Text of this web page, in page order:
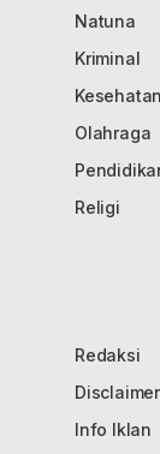
Natuna
Kriminal
Kesehatan
Olahraga
Religi
Redaksi
Disclaimer
Info Iklan